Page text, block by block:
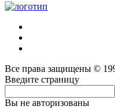
Все права защищены ©
Введите страницу
Вы не авторизованы